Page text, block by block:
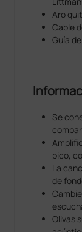
El
software
ofrecerle
El
usuario.
El período
CORE
garantía
Aro
Cable
Guía
Se
pico,
La
de
Olivas